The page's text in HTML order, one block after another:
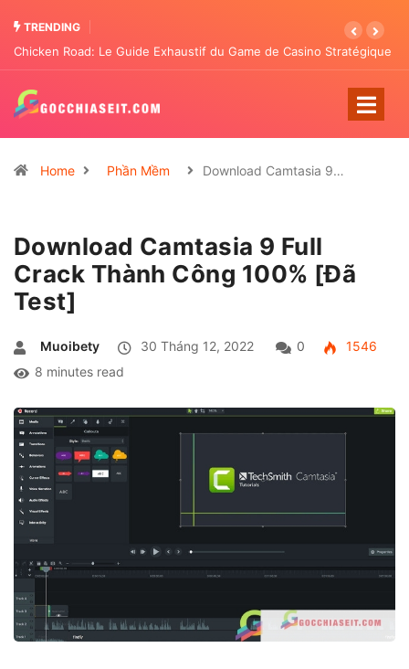
TRENDING
Chicken Road: The Tactical Casino Entertainment Transforming
Home Phần Mềm Download Camtasia 9…
Download Camtasia 9 Full
Crack Thành Công 100% [Đã
Test]
Muoibety 30 Tháng 12, 2022 0
1546
8 minutes read